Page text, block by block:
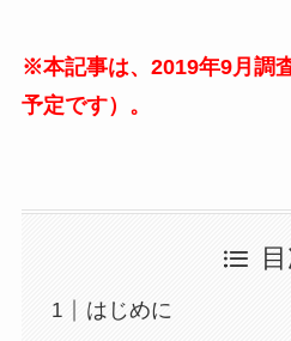
※本記事は、2019年9月調
予定です）。
はじめに